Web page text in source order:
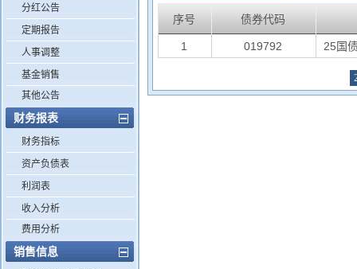
分红公告
定期报告
人事调整
基金销售
其他公告
财务报表
财务指标
资产负债表
利润表
收入分析
费用分析
销售信息
序号 债券代码
1 019792 25国